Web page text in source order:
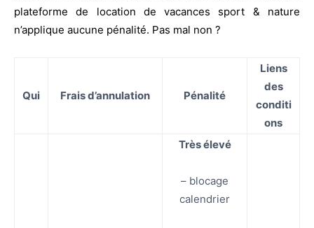
plateforme de location de vacances sport & nature
n’applique aucune pénalité. Pas mal non ?
Qui Frais d’annulation Pénalité
Liens
des
conditi
ons
Très élevé
– blocage
calendrier